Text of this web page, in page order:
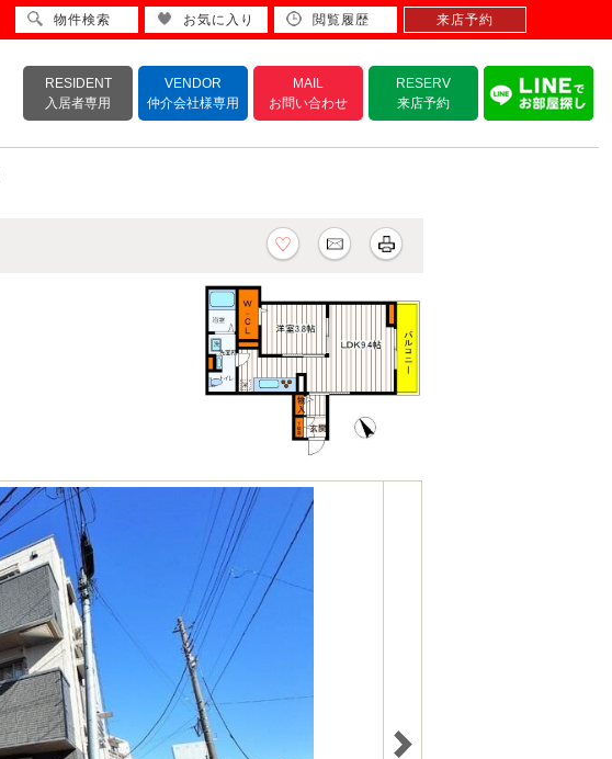
RESIDENT
入居者専用
VENDOR
仲介会社様専用
MAIL
お問い合わせ
RESERV
来店予約
物件検索 お気に入り 閲覧履歴 来店予約